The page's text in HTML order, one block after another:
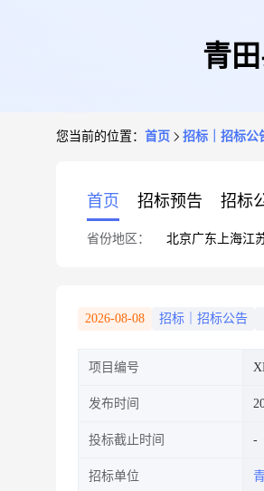
青
您当前的位置： 首页 招标｜招标公
首页 招标预告 招标
省份地区： 北京广东 上海江
2026-08-08 招标｜招标公告
项目编号
发布时间
投标截止时间
招标单位